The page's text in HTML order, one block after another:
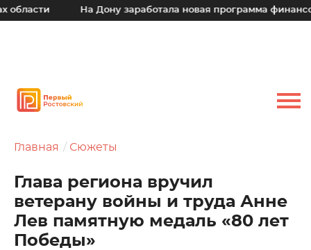
На Дону заработала новая программа финансовой
Главная Сюжеты
Глава региона вручил
ветерану войны и труда Анне
Лев памятную медаль «80 лет
Победы»